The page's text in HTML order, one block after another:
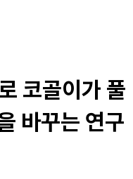
코골이가 풀
바꾸는 연구